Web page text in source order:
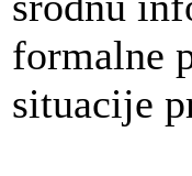
formalne
situacije